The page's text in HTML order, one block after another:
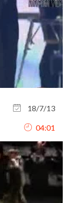
18/7/13
04:01